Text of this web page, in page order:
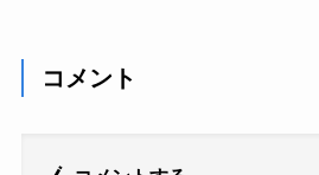
コメント